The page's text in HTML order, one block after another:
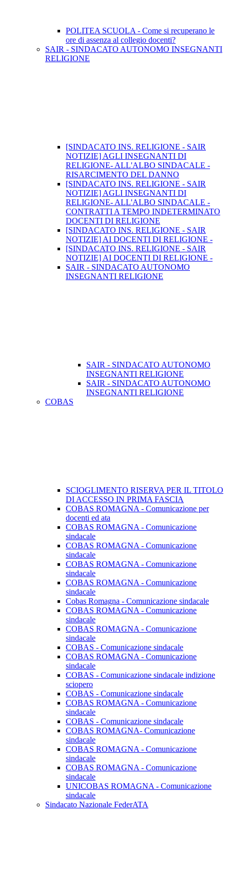
POLITEA SCUOLA - Come si recuperano le
ore di assenza al collegio docenti?
SAIR - SINDACATO AUTONOMO INSEGNANTI
RELIGIONE
[SINDACATO INS. RELIGIONE - SAIR
NOTIZIE] AGLI INSEGNANTI DI
RELIGIONE- ALL'ALBO SINDACALE -
RISARCIMENTO DEL DANNO
[SINDACATO INS. RELIGIONE - SAIR
NOTIZIE] AGLI INSEGNANTI DI
RELIGIONE- ALL'ALBO SINDACALE -
CONTRATTI A TEMPO INDETERMINATO
DOCENTI DI RELIGIONE
[SINDACATO INS. RELIGIONE - SAIR
NOTIZIE] AI DOCENTI DI RELIGIONE -
[SINDACATO INS. RELIGIONE - SAIR
NOTIZIE] AI DOCENTI DI RELIGIONE -
SAIR - SINDACATO AUTONOMO
INSEGNANTI RELIGIONE
SAIR - SINDACATO AUTONOMO
INSEGNANTI RELIGIONE
SAIR - SINDACATO AUTONOMO
INSEGNANTI RELIGIONE
COBAS
SCIOGLIMENTO RISERVA PER IL TITOLO
DI ACCESSO IN PRIMA FASCIA
COBAS ROMAGNA - Comunicazione per
docenti ed ata
COBAS ROMAGNA - Comunicazione
sindacale
COBAS ROMAGNA - Comunicazione
sindacale
COBAS ROMAGNA - Comunicazione
sindacale
COBAS ROMAGNA - Comunicazione
sindacale
Cobas Romagna - Comunicazione sindacale
COBAS ROMAGNA - Comunicazione
sindacale
COBAS ROMAGNA - Comunicazione
sindacale
COBAS - Comunicazione sindacale
COBAS ROMAGNA - Comunicazione
sindacale
COBAS - Comunicazione sindacale indizione
sciopero
COBAS - Comunicazione sindacale
COBAS ROMAGNA - Comunicazione
sindacale
COBAS - Comunicazione sindacale
COBAS ROMAGNA- Comunicazione
sindacale
COBAS ROMAGNA - Comunicazione
sindacale
COBAS ROMAGNA - Comunicazione
sindacale
UNICOBAS ROMAGNA - Comunicazione
sindacale
Sindacato Nazionale FederATA